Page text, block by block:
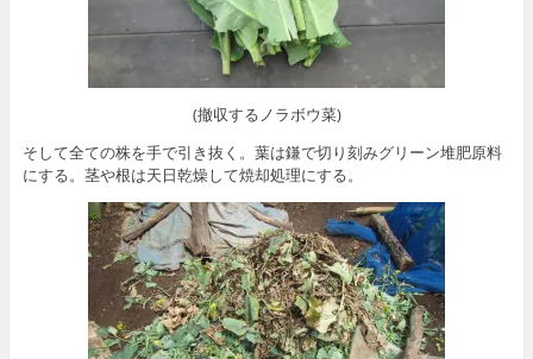
(撤収するノラボウ菜)
そして全ての株を手で引き抜く。葉は鎌で切り刻みグリーン堆肥原料
にする。茎や根は天日乾燥して焼却処理にする。